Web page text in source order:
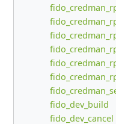
fido_dev_build
fido_dev_cancel